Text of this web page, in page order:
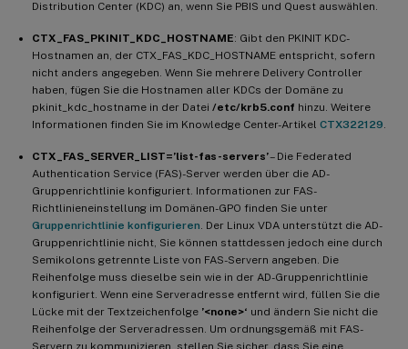
Distribution Center (KDC) an, wenn Sie PBIS und Quest auswählen.
CTX_FAS_PKINIT_KDC_HOSTNAME: Gibt den PKINIT KDC-
Hostnamen an, der CTX_FAS_KDC_HOSTNAME entspricht, sofern
nicht anders angegeben. Wenn Sie mehrere Delivery Controller
haben, fügen Sie die Hostnamen aller KDCs der Domäne zu
pkinit_kdc_hostname in der Datei /etc/krb5.conf hinzu. Weitere
Informationen finden Sie im Knowledge Center-Artikel CTX322129
CTX_FAS_SERVER_LIST=’list-fas-servers’– Die Federated
Authentication Service (FAS)-Server werden über die AD-
Gruppenrichtlinie konfiguriert. Informationen zur FAS-
Richtlinieneinstellung im Domänen-GPO finden Sie unter
Gruppenrichtlinie konfigurieren . Der Linux VDA unterstützt die AD-
Gruppenrichtlinie nicht, Sie können stattdessen jedoch eine durch
Semikolons getrennte Liste von FAS-Servern angeben. Die
Reihenfolge muss dieselbe sein wie in der AD-Gruppenrichtlinie
konfiguriert. Wenn eine Serveradresse entfernt wird, füllen Sie die
Lücke mit der Textzeichenfolge ’<none>‘ und ändern Sie nicht die
Reihenfolge der Serveradressen. Um ordnungsgemäß mit FAS-
Servern zu kommunizieren, stellen Sie sicher, dass Sie eine